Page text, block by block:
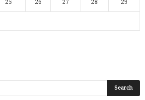
25 26 27 28 29